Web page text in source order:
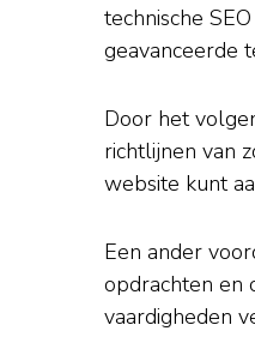
technische
geavanceerde
Door het
richtlijnen van
website kunt
Een ander
opdrachten en
vaardigheden